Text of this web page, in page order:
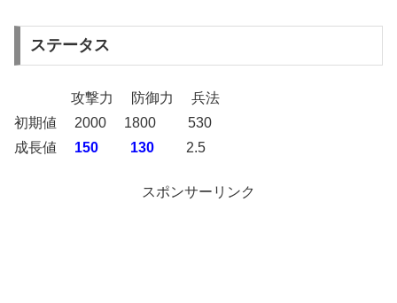
ステータス
攻撃力 防御力 兵法
初期値 2000 1800 530
成長値 150 130 2.5
スポンサーリンク